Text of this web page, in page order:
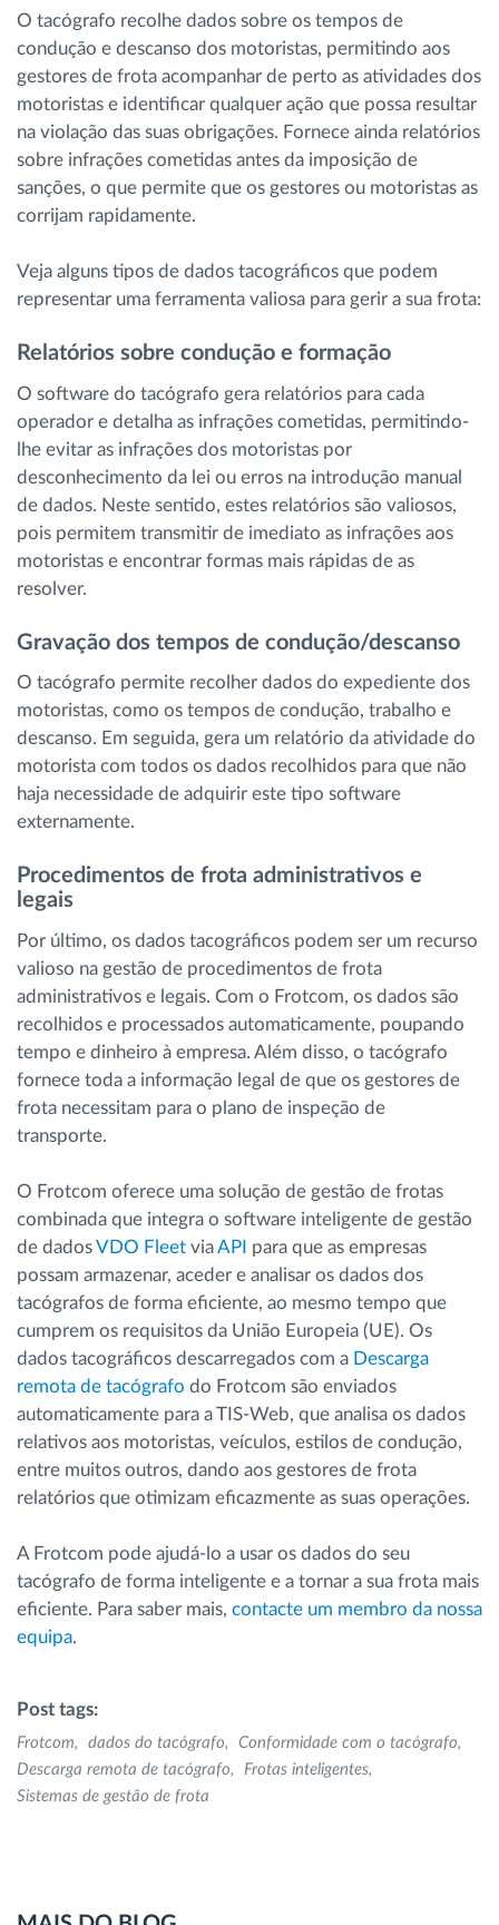
O tacógrafo recolhe dados sobre os tempos de
condução e descanso dos motoristas, permitindo aos
gestores de frota acompanhar de perto as atividades dos
motoristas e identificar qualquer ação que possa resultar
na violação das suas obrigações. Fornece ainda relatórios
sobre infrações cometidas antes da imposição de
sanções, o que permite que os gestores ou motoristas as
corrijam rapidamente.
Veja alguns tipos de dados tacográficos que podem
representar uma ferramenta valiosa para gerir a sua frota:
Relatórios sobre condução e formação
O software do tacógrafo gera relatórios para cada
operador e detalha as infrações cometidas, permitindo-
lhe evitar as infrações dos motoristas por
desconhecimento da lei ou erros na introdução manual
de dados. Neste sentido, estes relatórios são valiosos,
pois permitem transmitir de imediato as infrações aos
motoristas e encontrar formas mais rápidas de as
resolver.
Gravação dos tempos de condução/descanso
O tacógrafo permite recolher dados do expediente dos
motoristas, como os tempos de condução, trabalho e
descanso. Em seguida, gera um relatório da atividade do
motorista com todos os dados recolhidos para que não
haja necessidade de adquirir este tipo software
externamente.
Procedimentos de frota administrativos e
legais
Por último, os dados tacográficos podem ser um recurso
valioso na gestão de procedimentos de frota
administrativos e legais. Com o Frotcom, os dados são
recolhidos e processados automaticamente, poupando
tempo e dinheiro à empresa. Além disso, o tacógrafo
fornece toda a informação legal de que os gestores de
frota necessitam para o plano de inspeção de
transporte.
O Frotcom oferece uma solução de gestão de frotas
combinada que integra o software inteligente de gestão
de dadosVDO Fleet viaAPI para que as empresas
possam armazenar, aceder e analisar os dados dos
tacógrafos de forma eficiente, ao mesmo tempo que
cumprem os requisitos da União Europeia (UE). Os
dados tacográficos descarregados com a Descarga
remota de tacógrafo do Frotcom são enviados
automaticamente para a TIS-Web, que analisa os dados
relativos aos motoristas, veículos, estilos de condução,
entre muitos outros, dando aos gestores de frota
relatórios que otimizam eficazmente as suas operações.
A Frotcom pode ajudá-lo a usar os dados do seu
tacógrafo de forma inteligente e a tornar a sua frota mais
eficiente. Para saber mais, contacte um membro da nossa
equipa.
Post tags:
Frotcom dados do tacógrafo
Conformidade com o tacógrafo
Descarga remota de tacógrafo
Frotas inteligentes
Sistemas de gestão de frota